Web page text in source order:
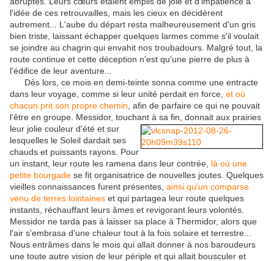
l'idée de ces retrouvailles, mais les cieux en décidèrent
autrement... L'aube du départ resta malheureusement d'un gris
bien triste, laissant échapper quelques larmes comme s'il voulait
se joindre au chagrin qui envahit nos troubadours. Malgré tout, la
route continue et cette déception n'est qu'une pierre de plus à
l'édifice de leur aventure...
Dès lors, ce mois en demi-teinte sonna comme une entracte
dans leur voyage, comme si leur unité perdait en force, et où
chacun prit son propre chemin , afin de parfaire ce qui ne pouvait
l'être en groupe. Messidor, touchant à sa fin, donnait aux prairies
leur jolie couleur d'été et sur
lesquelles le Soleil dardait ses
chauds et puissants rayons. Pour
un instant, leur route les ramena dans leur contrée, là où une
petite bourgade se fit organisatrice de nouvelles joutes. Quelques
vieilles connaissances furent présentes, ainsi qu'un comparse
venu de terres lointaines et qui partagea leur route quelques
instants, réchauffant leurs âmes et revigorant leurs volontés.
Messidor ne tarda pas à laisser sa place à Thermidor, alors que
l'air s'embrasa d'une chaleur tout à la fois solaire et terrestre...
Nous entrâmes dans le mois qui allait donner à nos baroudeurs
une toute autre vision de leur périple et qui allait bousculer et